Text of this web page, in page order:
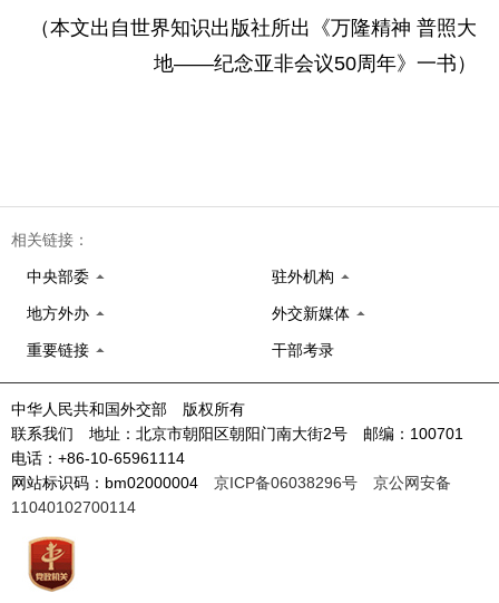
（本文出自世界知识出版社所出《万隆精神 普照大
地——纪念亚非会议50周年》一书）
相关链接：
中央部委 驻外机构
地方外办 外交新媒体
重要链接 干部考录
中华人民共和国外交部 版权所有
联系我们 地址：北京市朝阳区朝阳门南大街2号 邮编：100701
电话：+86-10-65961114
网站标识码：bm02000004 京ICP备06038296号
京公网安备
11040102700114